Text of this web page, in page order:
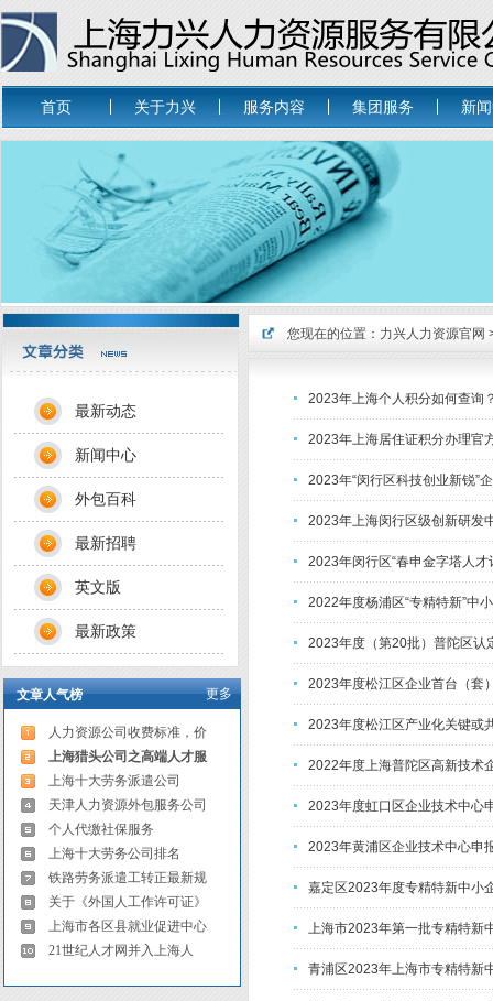
首页 关于力兴 服务内容 集团服务 新
您现在的位置： 力兴人力资源官网
2023年上海个人积分如何查询
2023年上海居住证积分办理官
2023年“闵行区科技创业新锐”
2023年上海闵行区级创新研发
2023年闵行区“春申金字塔人
2022年度杨浦区“专精特新”中
2023年度（第20批）普陀区认
2023年度松江区企业首台（套
2023年度松江区产业化关键或
2022年度上海普陀区高新技术
2023年度虹口区企业技术中心
2023年黄浦区企业技术中心申
嘉定区2023年度专精特新中小
上海市2023年第一批专精特新
青浦区2023年上海市专精特新
最新动态
新闻中心
外包百科
最新招聘
英文版
最新政策
文章人气榜 更多
人力资源公司收费标准，价
上海猎头公司之高端人才服
上海十大劳务派遣公司
天津人力资源外包服务公司
个人代缴社保服务
上海十大劳务公司排名
铁路劳务派遣工转正最新规
关于《外国人工作许可证》
上海市各区县就业促进中心
21世纪人才网并入上海人